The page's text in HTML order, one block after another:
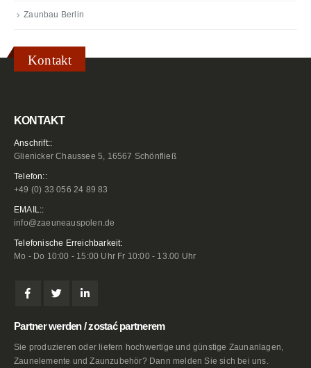
Zaunbau Berlin
Kontakt
KONTAKT
Anschrift::
Glienicker Chaussee 5, 16567 Schönfließ
Telefon::
+49 (0) 33 056 24 89 83
EMAIL::
info@zaeuneauspolen.de
Telefonische Erreichbarkeit:
Mo - Do 10:00 - 15:00 Uhr Fr 10:00 - 13.00 Uhr
Partner werden / zostać partnerem
Sie produzieren oder liefern hochwertige und günstige Zaunanlagen,
Zaunelemente und Zaunzubehör? Dann melden Sie sich bei uns.